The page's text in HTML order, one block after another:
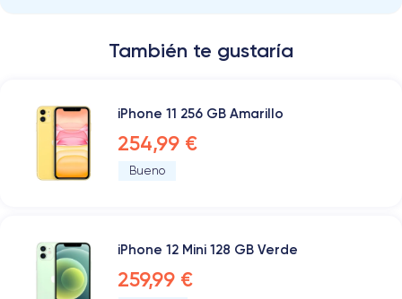
También te gustaría
iPhone 11 256 GB Amarillo
254,99 €
Bueno
iPhone 12 Mini 128 GB Verde
259,99 €